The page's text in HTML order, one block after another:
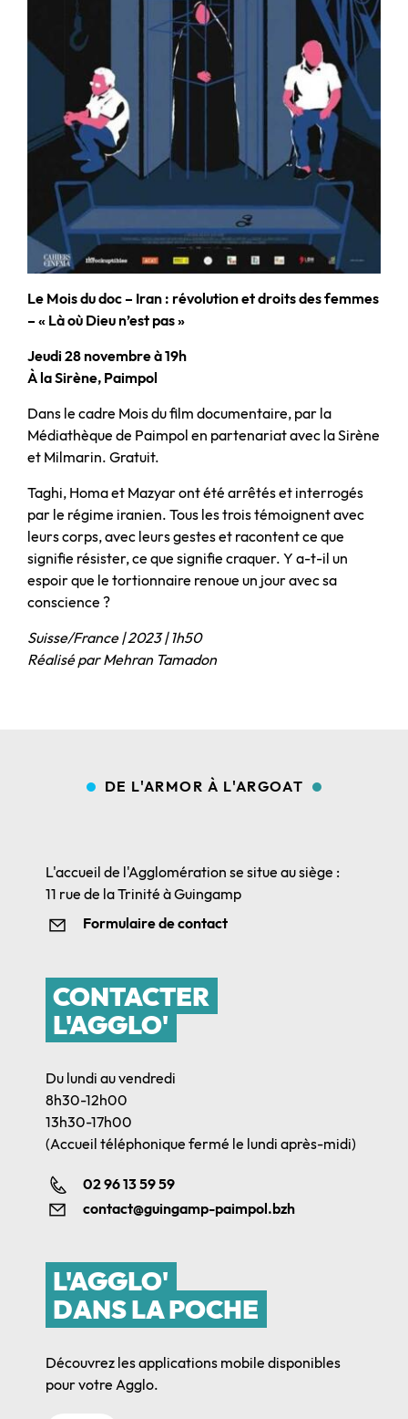
Le Mois du doc – Iran : révolution et droits des femmes
– « Là où Dieu n’est pas »
Jeudi 28 novembre à 19h
À la Sirène, Paimpol
Dans le cadre Mois du film documentaire, par la
Médiathèque de Paimpol en partenariat avec la Sirène
et Milmarin. Gratuit.
Taghi, Homa et Mazyar ont été arrêtés et interrogés
par le régime iranien. Tous les trois témoignent avec
leurs corps, avec leurs gestes et racontent ce que
signifie résister, ce que signifie craquer. Y a-t-il un
espoir que le tortionnaire renoue un jour avec sa
conscience ?
Suisse/France | 2023 | 1h50
Réalisé par Mehran Tamadon
DE L'ARMOR À L'ARGOAT
L'accueil de l'Agglomération se situe au siège :
11 rue de la Trinité à Guingamp
Formulaire de contact
CONTACTER
L'AGGLO'
Du lundi au vendredi
8h30-12h00
13h30-17h00
(Accueil téléphonique fermé le lundi après-midi)
02 96 13 59 59
contact@guingamp-paimpol.bzh
L'AGGLO'
DANS LA POCHE
Découvrez les applications mobile disponibles
pour votre Agglo.